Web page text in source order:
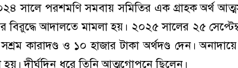
সালে পরশমণি সমবায় সমিতির এক গ্রাহক অর্থ
বিরুদ্ধে আদালতে মামলা হয়। ২০২৫ সালের ২৫
কারাদণ্ড ও ১০ হাজার টাকা অর্থদণ্ড দেন।
দীর্ঘদিন ধরে তিনি আত্মগোপনে ছিলেন।